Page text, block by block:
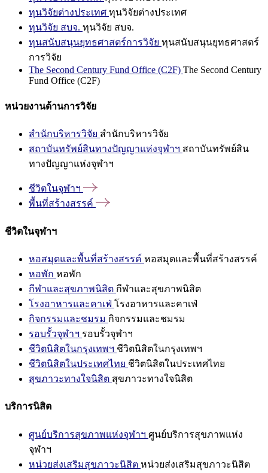
ทุนวิจัยต่างประเทศ ทุนวิจัยต่างประเทศ
ทุนวิจัย สบจ. ทุนวิจัย สบจ.
ทุนสนับสนุนยุทธศาสตร์การวิจัย ทุนสนับสนุนยุทธศาสตร์
การวิจัย
The Second Century Fund Office (C2F) The Second Century
Fund Office (C2F)
หน่วยงานด้านการวิจัย
สำนักบริหารวิจัย สำนักบริหารวิจัย
สถาบันทรัพย์สินทางปัญญาแห่งจุฬาฯ สถาบันทรัพย์สิน
ทางปัญญาแห่งจุฬาฯ
ชีวิตในจุฬาฯ
พื้นที่สร้างสรรค์
ชีวิตในจุฬาฯ
หอสมุดและพื้นที่สร้างสรรค์ หอสมุดและพื้นที่สร้างสรรค์
หอพัก หอพัก
กีฬาและสุขภาพนิสิต กีฬาและสุขภาพนิสิต
โรงอาหารและคาเฟ่ โรงอาหารและคาเฟ่
กิจกรรมและชมรม กิจกรรมและชมรม
รอบรั้วจุฬาฯ รอบรั้วจุฬาฯ
ชีวิตนิสิตในกรุงเทพฯ ชีวิตนิสิตในกรุงเทพฯ
ชีวิตนิสิตในประเทศไทย ชีวิตนิสิตในประเทศไทย
สุขภาวะทางใจนิสิต สุขภาวะทางใจนิสิต
บริการนิสิต
ศูนย์บริการสุขภาพแห่งจุฬาฯ ศูนย์บริการสุขภาพแห่ง
จุฬาฯ
หน่วยส่งเสริมสุขภาวะนิสิต หน่วยส่งเสริมสุขภาวะนิสิต